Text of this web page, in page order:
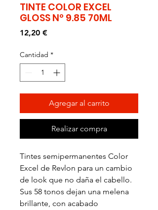
TINTE COLOR EXCEL
GLOSS Nº 9.85 70ML
12,20 €Precio
Cantidad *
Agregar al carrito
Realizar compra
Tintes semipermanentes Color
Excel de Revlon para un cambio
de look que no daña el cabello.
Sus 58 tonos dejan una melena
brillante, con acabado